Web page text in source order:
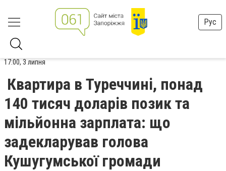
Рус
17:00, 3 липня
Квартира в Туреччині, понад
140 тисяч доларів позик та
мільйонна зарплата: що
задекларував голова
Кушугумської громади